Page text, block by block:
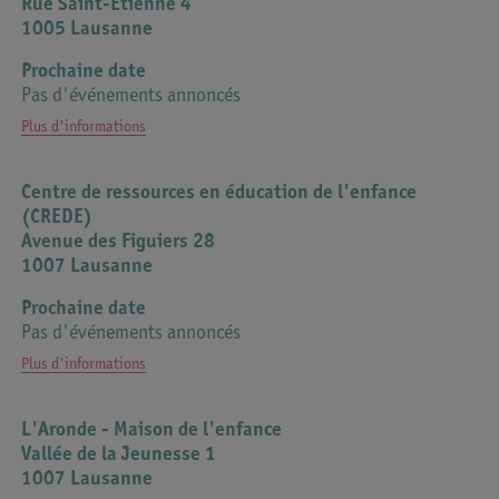
1005 Lausanne
Prochaine date
Pas d'événements annoncés
Contact
www.isjm.ch
021 311 52 20
Plus d'informations
Centre de ressources en éducation de l'enfance
(CREDE)
Avenue des Figuiers 28
1007 Lausanne
Prochaine date
Pas d'événements annoncés
Plus d'informations
L'Aronde - Maison de l'enfance
Vallée de la Jeunesse 1
1007 Lausanne